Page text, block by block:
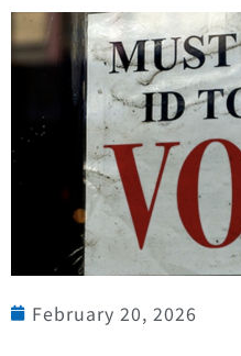
February 20, 2026